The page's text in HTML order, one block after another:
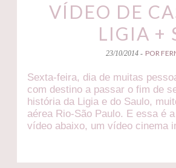
VÍDEO DE
LIGIA +
23/10/2014 - POR
Sexta-feira, dia de muitas
com destino a passar o fim de
história da Ligia e do Saulo,
aérea Rio-São Paulo. E essa é
vídeo abaixo, um vídeo cinema